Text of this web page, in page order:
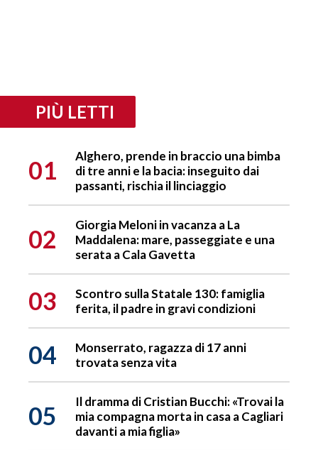
PIÙ LETTI
01
Alghero, prende in braccio una bimba
di tre anni e la bacia: inseguito dai
passanti, rischia il linciaggio
02
Giorgia Meloni in vacanza a La
Maddalena: mare, passeggiate e una
serata a Cala Gavetta
03
Scontro sulla Statale 130: famiglia
ferita, il padre in gravi condizioni
04
Monserrato, ragazza di 17 anni
trovata senza vita
05
Il dramma di Cristian Bucchi: «Trovai la
mia compagna morta in casa a Cagliari
davanti a mia figlia»